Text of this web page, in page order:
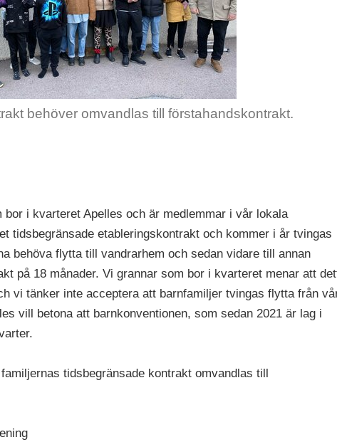
behöver omvandlas till förstahandskontrakt.
bor i kvarteret Apelles och är medlemmar i vår lokala
tidsbegränsade etableringskontrakt och kommer i år tvingas
behöva flytta till vandrarhem och sedan vidare till annan
på 18 månader. Vi grannar som bor i kvarteret menar att
vi tänker inte acceptera att barnfamiljer tvingas flytta från
vill betona att barnkonventionen, som sedan 2021 är lag i
tidsbegränsade kontrakt omvandlas till